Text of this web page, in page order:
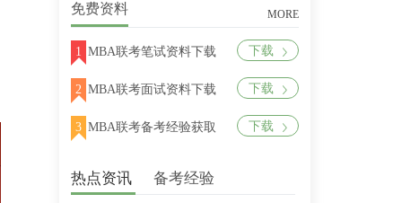
免费资料 MORE
1 MBA联考笔试资料下载 下载
2 MBA联考面试资料下载 下载
3 MBA联考备考经验获取 下载
热点资讯 备考经验